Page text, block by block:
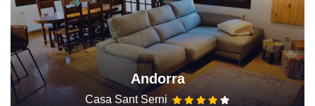
Andorra
Casa Sant Serni